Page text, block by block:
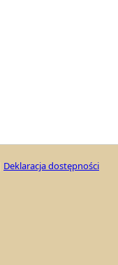
Deklaracja dostępności